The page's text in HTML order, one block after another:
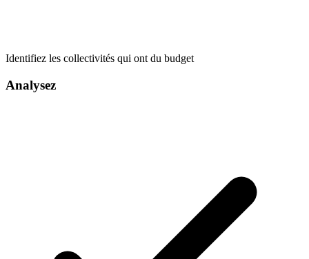
Identifiez les collectivités qui ont du budget
Analysez